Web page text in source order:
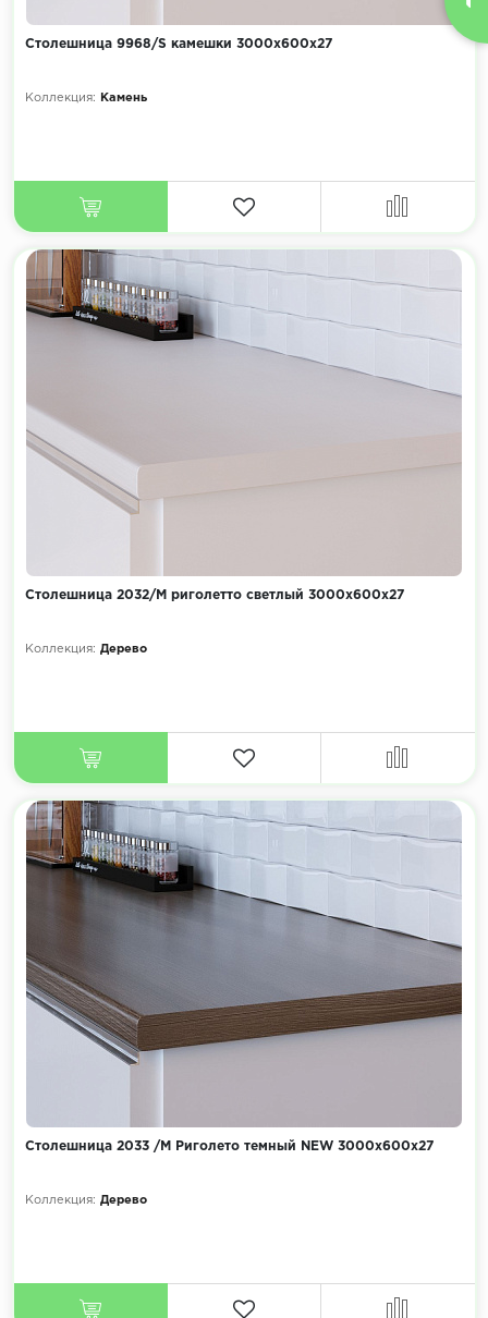
Столешница 9968/S камешки 3000х600х27
Коллекция: Камень
Столешница 2032/М риголетто светлый 3000х600х27
Коллекция: Дерево
Столешница 2033 /М Риголето темный NEW 3000х600х27
Коллекция: Дерево